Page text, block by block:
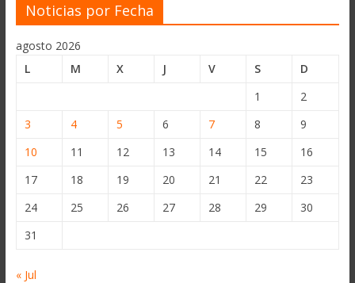
Noticias por Fecha
agosto 2026
L
M X J V S
D
1
2
3
4 5 6 7 8
9
10
11 12 13 14 15
16
17
18 19 20 21 22
23
24
25 26 27 28 29
30
31
« Jul